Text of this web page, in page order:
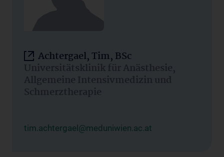
Achtergael, Tim, BSc
Universitätsklinik für Anästhesie,
Allgemeine Intensivmedizin und
Schmerztherapie
tim.achtergael@meduniwien.ac.at